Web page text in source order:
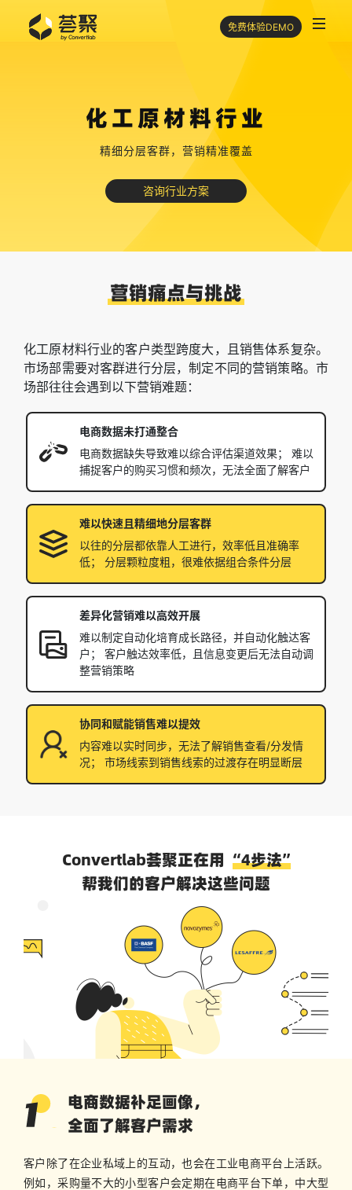
免费体验DEMO
化工原材料行业
精细分层客群，营销精准覆盖
咨询行业方案
营销痛点与挑战
化工原材料行业的客户类型跨度大，且销售体系复杂。
市场部需要对客群进行分层，制定不同的营销策略。市
场部往往会遇到以下营销难题：
电商数据未打通整合
电商数据缺失导致难以综合评估渠道效果； 难以
捕捉客户的购买习惯和频次，无法全面了解客户
难以快速且精细地分层客群
以往的分层都依靠人工进行，效率低且准确率
低； 分层颗粒度粗，很难依据组合条件分层
差异化营销难以高效开展
难以制定自动化培育成长路径，并自动化触达客
户； 客户触达效率低，且信息变更后无法自动调
整营销策略
协同和赋能销售难以提效
内容难以实时同步，无法了解销售查看/分发情
况； 市场线索到销售线索的过渡存在明显断层
Convertlab荟聚正在用 “4步法”
帮我们的客户解决这些问题
电商数据补足画像，
全面了解客户需求
客户除了在企业私域上的互动，也会在工业电商平台上活跃。
例如，采购量不大的小型客户会定期在电商平台下单，中大型